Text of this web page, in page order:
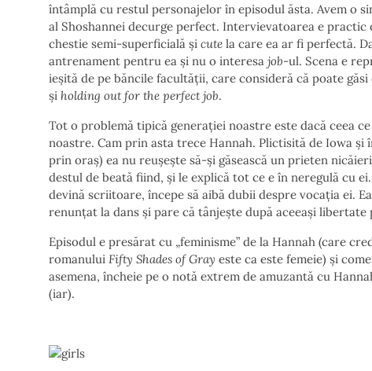
întâmplă cu restul personajelor în episodul ăsta. Avem o
al Shoshannei decurge perfect. Intervievatoarea e
chestie semi-superficială și cute la care ea ar fi perfectă.
antrenament pentru ea și nu o interesa job-ul. Scena e
ieșită de pe băncile facultății, care consideră că poate
și holding out for the perfect job.
Tot o problemă tipică generației noastre este dacă ceea
noastre. Cam prin asta trece Hannah. Plictisită de Iowa
prin oraș) ea nu reușește să-și găsească un prieten
destul de beată fiind, și le explică tot ce e în neregulă cu
devină scriitoare, începe să aibă dubii despre vocația ei.
renunțat la dans și pare că tânjește după aceeași libertate
Episodul e presărat cu „feminisme” de la Hannah (care
romanului Fifty Shades of Gray este ca este femeie) și
asemena, încheie pe o notă extrem de amuzantă cu
(iar).